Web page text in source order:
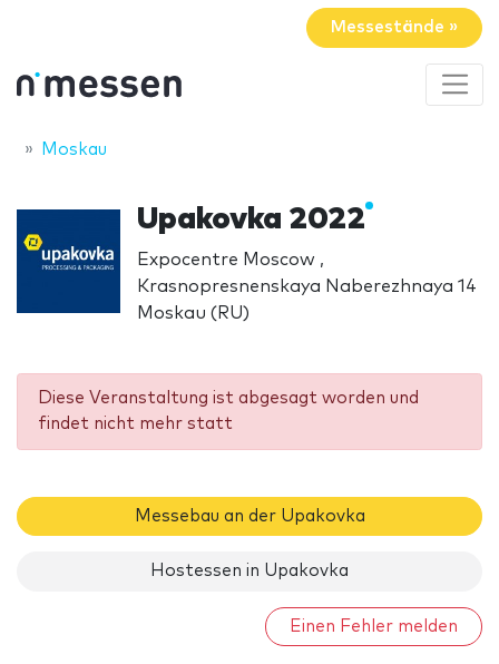
Messestände »
Moskau
Upakovka 2022
Expocentre Moscow ,
Krasnopresnenskaya Naberezhnaya 14
Moskau (RU)
Diese Veranstaltung ist abgesagt worden und
findet nicht mehr statt
Messebau an der Upakovka
Hostessen in Upakovka
Einen Fehler melden